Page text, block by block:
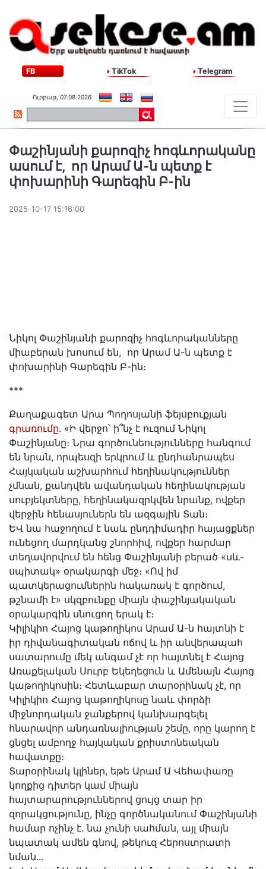
FB TikTok Telegram
Ուրբաթ, 07.08.2026
Փաշինյանի քարոզիչ հոգևորականը
ասում է, որ Արամ Ա-ն պետք է
փոխարինի Գարեգին Բ-ին
2025-10-17 15:16:00
Նիկոլ Փաշինյանի քարոզիչ հոգևորականները
միաբերան խոսում են, որ Արամ Ա-ն պետք է
փոխարինի Գարեգին Բ-ին։
***
Քաղաքագետ Արա Պողոսյանի ֆեյսբուքյան
գրառումը. «Ի վերջո՝ ի՞նչ է ուզում Նիկոլ
Փաշինյանը։ Նրա գործունեությունները հանգում
են նրան, որպեսզի երկրում և ընդհանրապես
Հայկական աշխարհում հեղինակություններ
չմնան, քանդվեն ավանդական հեղինակության
սուբյեկտները, հեղինակազրկվեն նրանք, ովքեր
վերջին հենասյուներն են ազգային Տան։
ԵՎ նա հաջողում է նաև ընդդիմադիր հայացքներ
ունեցող մարդկանց շնորհիվ, ովքեր հարմար
տեղավորվում են հենց Փաշինյանի բերած «սև-
սպիտակ» օրակարգի մեջ։ «Ով իմ
պատկերացումներին հակառակ է գործում,
թշնամի է» սկզբունքը միայն փաշինյակական
օրակարգին սնուցող երակ է։
Կիլիկիո Հայոց կաթողիկոս Արամ Ա-ն հայտնի է
իր դիվանագիտական ոճով և իր անվերապահ
սատարումը մեկ անգամ չէ որ հայտնել է Հայոց
Առաքելական Սուրբ Եկեղեցուն և Ամենայն Հայոց
կաթողիկոսին։ Հետևաբար տարօրինակ չէ, որ
Կիլիկիո Հայոց կաթողիկոսը նաև փորձի
միջնորդական ջանքերով կանխարգելել
հնարավոր անդառնալիության շեմը, որը կարող է
ցնցել ամբողջ հայկական քրիստոնեական
հավատքը։
Տարօրինակ կլիներ, եթե Արամ Ա Վեհափառը
կողքից դիտեր կամ միայն
հայտարարություններով ցույց տար իր
զորակցությունը, ինչը գործնականում Փաշինյանի
համար ոչինչ է. նա չունի սահման, այլ միայն
նպատակ ամեն գնով, թեկուզ Հերոստրատի
նման...